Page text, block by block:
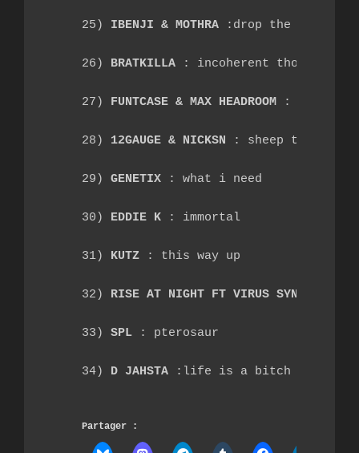
25) IBENJI & MOTHRA :drop the bomb
26) BRATKILLA : incoherent thoughts
27) FUNTCASE & MAX HEADROOM : let's
28) 12GAUGE & NICKSN : sheep tactics
29) GENETIX : what i need
30) EDDIE K : immortal
31) KUTZ : this way up
32) RISE AT NIGHT FT VIRUS SYNDICATE
33) SPL : pterosaur
34) D JAHSTA :life is a bitch
Partager :